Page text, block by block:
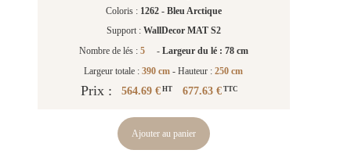
Coloris : 1262 - Bleu Arctique
Support : WallDecor MAT S2
Nombre de lés : 5 - Largeur du lé : 78 cm
Largeur totale :390 cm - Hauteur :250 cm
Prix : 564.69 € HT 677.63 €TTC
Ajouter au panier